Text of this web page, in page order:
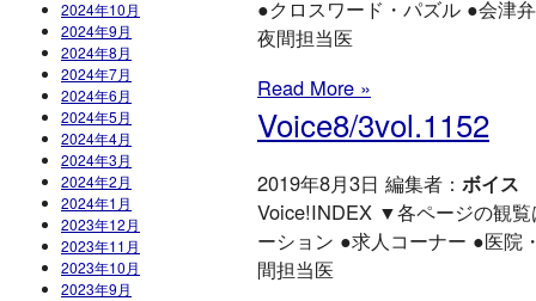
2024年10月
2024年9月
2024年8月
2024年7月
2024年6月
2024年5月
2024年4月
2024年3月
2024年2月
2024年1月
2023年12月
2023年11月
2023年10月
2023年9月
●クロスワード・パズル ●会津
夜間担当医
Read More »
Voice8/3vol.1152
2019年8月3日 編集者： ボイス
Voice!INDEX ▼各ページの観
ーション ●求人コーナー ●医院
間担当医